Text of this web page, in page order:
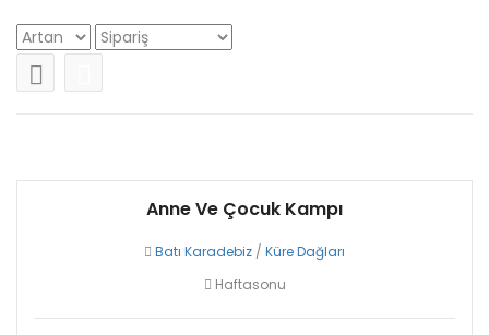
Anne Ve Çocuk Kampı
Batı Karadebiz / Küre Dağları
Haftasonu